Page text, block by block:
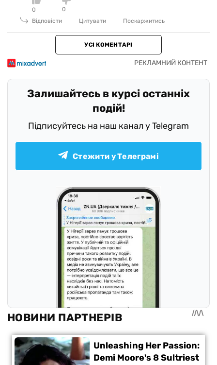
0
0
Відповісти
Цитувати Поскаржитись
УСІ КОМЕНТАРІ
Залишайтесь в курсі останніх
подій!
Підписуйтесь на наш канал у Telegram
Стежити у Телеграмі